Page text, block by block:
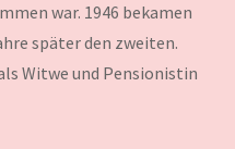
war. 1946 bekamen
später den zweiten.
Witwe und Pensionistin